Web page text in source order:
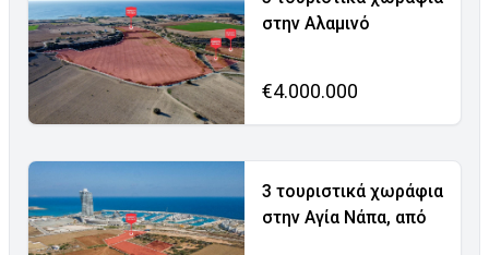
στην Αλαμινό
€4.000.000
3 τουριστικά χωράφια
στην Αγία Νάπα, από